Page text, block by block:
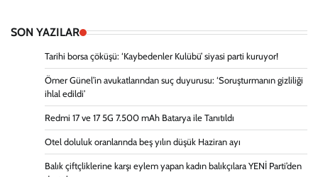
SON YAZILAR
Tarihi borsa çöküşü: ‘Kaybedenler Kulübü’ siyasi parti kuruyor!
Ömer Günel’in avukatlarından suç duyurusu: ‘Soruşturmanın gizliliği
ihlal edildi’
Redmi 17 ve 17 5G 7.500 mAh Batarya ile Tanıtıldı
Otel doluluk oranlarında beş yılın düşük Haziran ayı
Balık çiftçliklerine karşı eylem yapan kadın balıkçılara YENİ Parti’den